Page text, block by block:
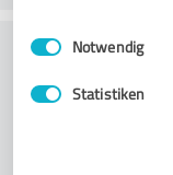
Impressum
Einwilligungsauswahl
Notwendig
Statistiken